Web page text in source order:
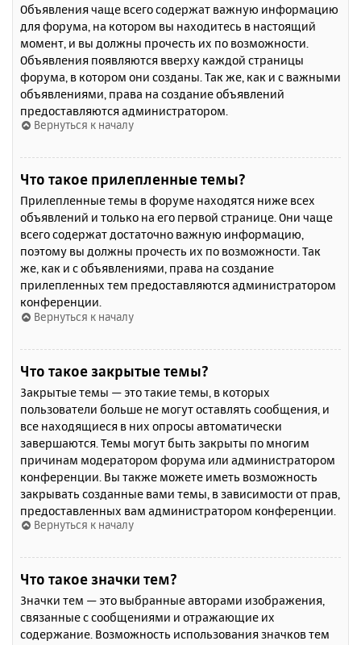
Объявления чаще всего содержат важную информацию
для форума, на котором вы находитесь в настоящий
момент, и вы должны прочесть их по возможности.
Объявления появляются вверху каждой страницы
форума, в котором они созданы. Так же, как и с важными
объявлениями, права на создание объявлений
предоставляются администратором.
Вернуться к началу
Что такое прилепленные темы?
Прилепленные темы в форуме находятся ниже всех
объявлений и только на его первой странице. Они чаще
всего содержат достаточно важную информацию,
поэтому вы должны прочесть их по возможности. Так
же, как и с объявлениями, права на создание
прилепленных тем предоставляются администратором
конференции.
Вернуться к началу
Что такое закрытые темы?
Закрытые темы — это такие темы, в которых
пользователи больше не могут оставлять сообщения, и
все находящиеся в них опросы автоматически
завершаются. Темы могут быть закрыты по многим
причинам модератором форума или администратором
конференции. Вы также можете иметь возможность
закрывать созданные вами темы, в зависимости от прав,
предоставленных вам администратором конференции.
Вернуться к началу
Что такое значки тем?
Значки тем — это выбранные авторами изображения,
связанные с сообщениями и отражающие их
содержание. Возможность использования значков тем